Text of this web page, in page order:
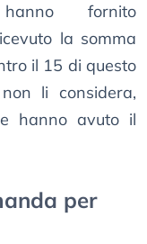
fornito
la somma
il 15 di questo
li considera,
hanno avuto il
per